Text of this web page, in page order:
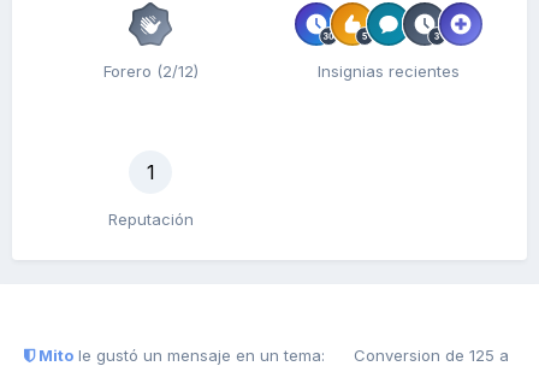
Forero (2/12) Insignias recientes
1
Reputación
Mito le gustó un mensaje en un tema:
Conversion de 125 a